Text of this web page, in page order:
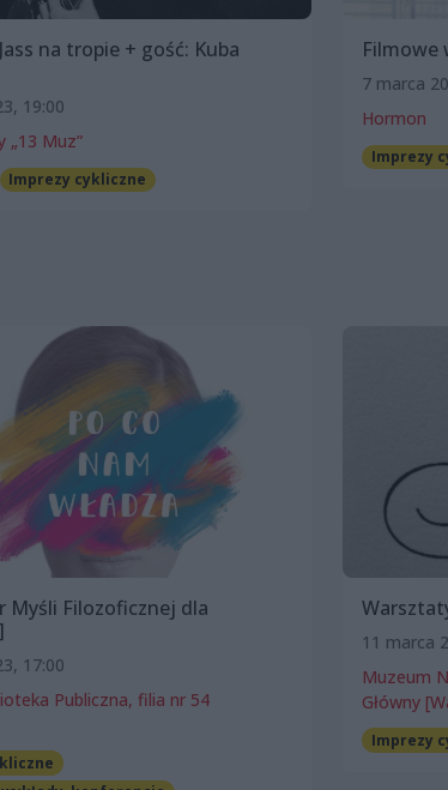
na tropie + gość: Kuba
19:00
„13 Muz”
Imprezy cykliczne
Filmowe
7 marca
Hormon
Imprezy
Myśli Filozoficznej dla
17:00
Publiczna, filia nr 54
11 marca
Muzeum
Główny
Imprezy